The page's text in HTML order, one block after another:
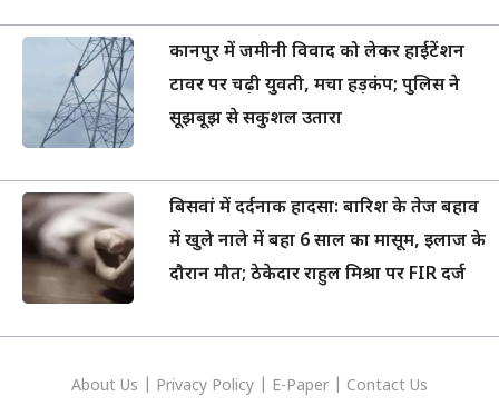
कानपुर में जमीनी विवाद को लेकर हाईटेंशन
टावर पर चढ़ी युवती, मचा हड़कंप; पुलिस ने
सूझबूझ से सकुशल उतारा
बिसवां में दर्दनाक हादसा: बारिश के तेज बहाव
में खुले नाले में बहा 6 साल का मासूम, इलाज के
दौरान मौत; ठेकेदार राहुल मिश्रा पर FIR दर्ज
About Us Privacy Policy E-Paper Contact Us